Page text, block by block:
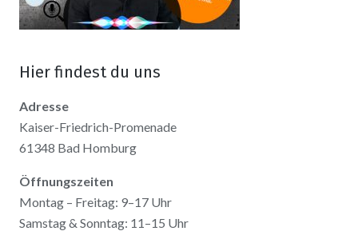
Hier findest du uns
Adresse
Kaiser-Friedrich-Promenade
61348 Bad Homburg
Öffnungszeiten
Montag – Freitag: 9–17 Uhr
Samstag & Sonntag: 11–15 Uhr